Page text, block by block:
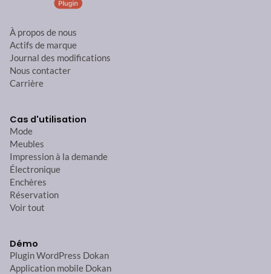
À propos de nous
Actifs de marque
Journal des modifications
Nous contacter
Carrière
Cas d'utilisation
Mode
Meubles
Impression à la demande
Électronique
Enchères
Réservation
Voir tout
Démo
Plugin WordPress Dokan
Application mobile Dokan